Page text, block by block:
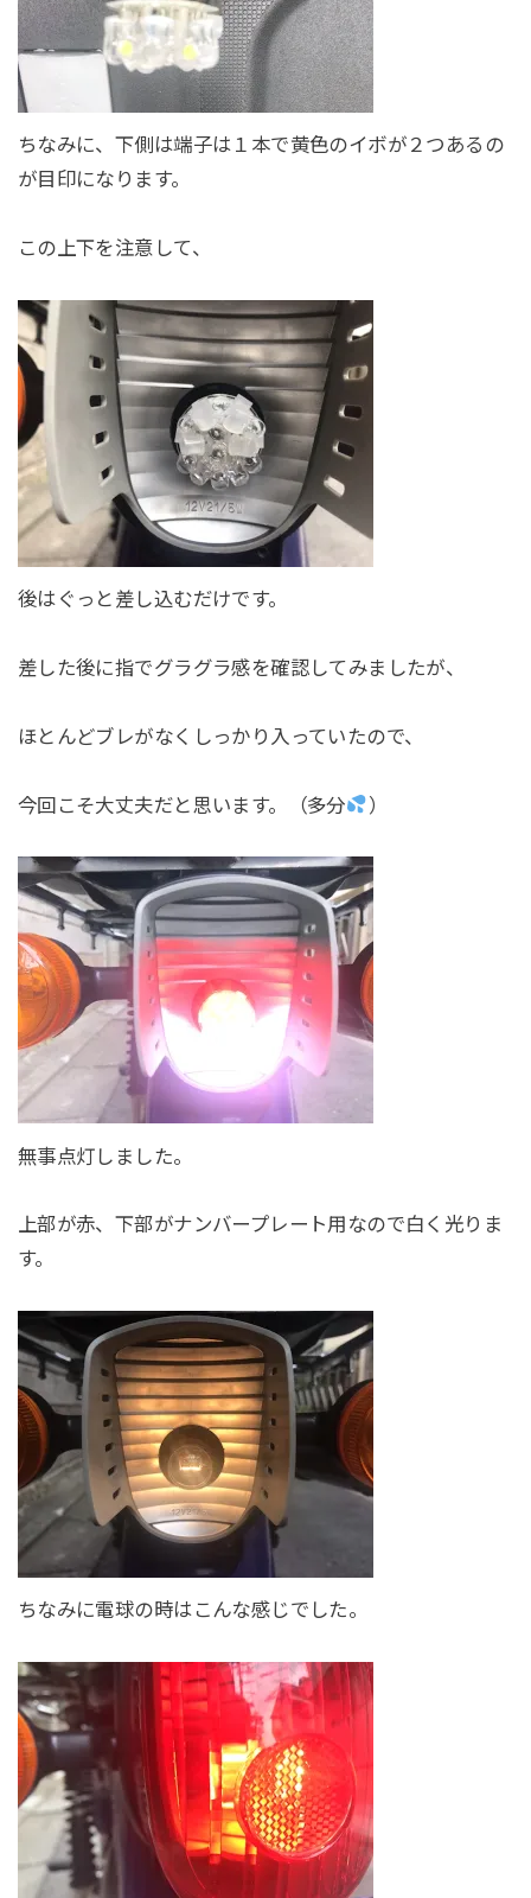
ちなみに、下側は端子は１本で黄色のイボが２つあるの
が目印になります。
この上下を注意して、
後はぐっと差し込むだけです。
差した後に指でグラグラ感を確認してみましたが、
ほとんどブレがなくしっかり入っていたので、
今回こそ大丈夫だと思います。（多分 ）
無事点灯しました。
上部が赤、下部がナンバープレート用なので白く光りま
す。
ちなみに電球の時はこんな感じでした。